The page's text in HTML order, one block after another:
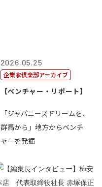
2026.05.25
企業家倶楽部アーカイブ
【ベンチャー・リポート】
「ジャパニーズドリームを、
群馬から」地方からベンチ
ャーを発掘